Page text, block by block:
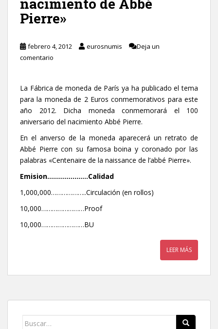
nacimiento de Abbé
Pierre»
febrero 4, 2012 eurosnumis
Deja un
comentario
La Fábrica de moneda de París ya ha publicado el tema
para la moneda de 2 Euros conmemorativos para este
año 2012. Dicha moneda conmemorará el 100
aniversario del nacimiento Abbé Pierre.
En el anverso de la moneda aparecerá un retrato de
Abbé Pierre con su famosa boina y coronado por las
palabras «Centenaire de la naissance de l’abbé Pierre».
Emision…………………Calidad
1,000,000………………..Circulación (en rollos)
10,000……………………Proof
10,000……………………BU
LEER MÁS
Buscar: